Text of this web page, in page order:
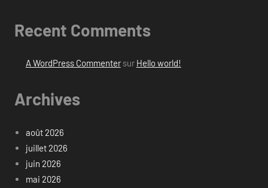
Recent Comments
A WordPress Commentersur Hello world!
Archives
août 2026
juillet 2026
juin 2026
mai 2026